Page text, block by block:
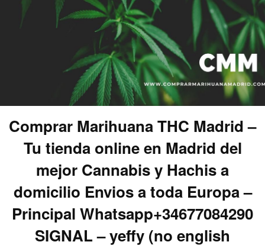
Comprar Marihuana THC Madrid –
Tu tienda online en Madrid del
mejor Cannabis y Hachis a
domicilio Envios a toda Europa –
Principal Whatsapp+34677084290
SIGNAL – yeffy (no english